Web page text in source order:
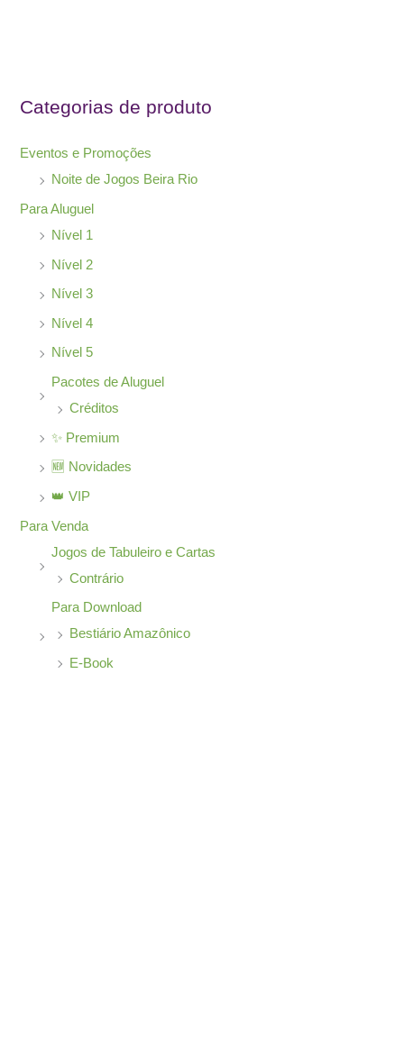
p
r
Categorias de produto
Eventos e Promoções
Noite de Jogos Beira Rio
Para Aluguel
Nível 1
Nível 2
Nível 3
Nível 4
Nível 5
Pacotes de Aluguel
Créditos
✨ Premium
🆕 Novidades
👑 VIP
Para Venda
Jogos de Tabuleiro e Cartas
Contrário
Para Download
Bestiário Amazônico
E-Book